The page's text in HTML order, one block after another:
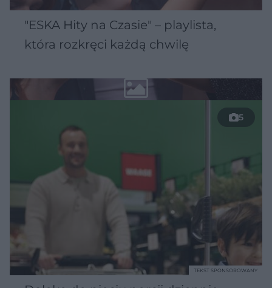
"ESKA Hity na Czasie" – playlista,
która rozkręci każdą chwilę
5
TEKST SPONSOROWANY